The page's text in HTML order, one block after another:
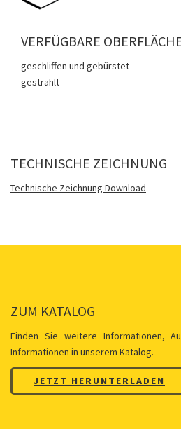
VERFÜGBARE
geschliffen und gebürstet
gestrahlt
TECHNISCHE ZEICHNUNG
Technische Zeichnung Download
ZUM KATALOG
Finden Sie weitere Informationen,
Informationen in unserem Katalog.
JETZT HERUNTERLADEN